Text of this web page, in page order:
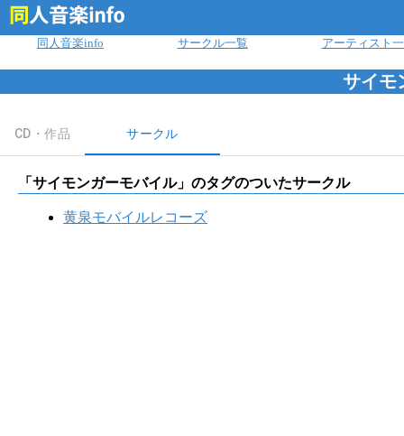
同人音楽info サークル一覧 アーティスト
サイモ
CD・作品 サークル
「 サイモンガーモバイル」のタグのついたサークル
黄泉モバイルレコーズ